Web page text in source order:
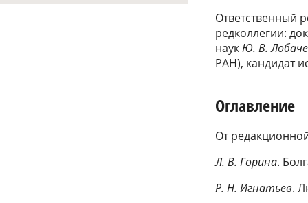
Ответственный
редколлегии:
наукЮ. В.
РАН), кандидат
Оглавление
От
Л. В. Горина.
Р. Н. Игнатьев.